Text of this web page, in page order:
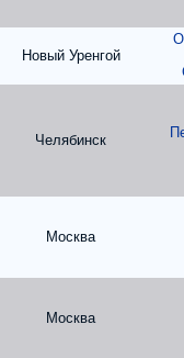
Новый Уренгой
Челябинск
Москва
Москва